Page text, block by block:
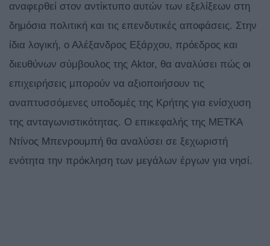
αναφερθεί στον αντίκτυπο αυτών των εξελίξεων στη
δημόσια πολιτική και τις επενδυτικές αποφάσεις. Στην
ίδια λογική, ο Αλέξανδρος Εξάρχου, πρόεδρος και
διευθύνων σύμβουλος της Aktor, θα αναλύσει πώς οι
επιχειρήσεις μπορούν να αξιοποιήσουν τις
αναπτυσσόμενες υποδομές της Κρήτης για ενίσχυση
της ανταγωνιστικότητας. Ο επικεφαλής της ΜΕΤΚΑ
Ντίνος Μπενρουμπή θα αναλύσει σε ξεχωριστή
ενότητα την πρόκληση των μεγάλων έργων για νησί.